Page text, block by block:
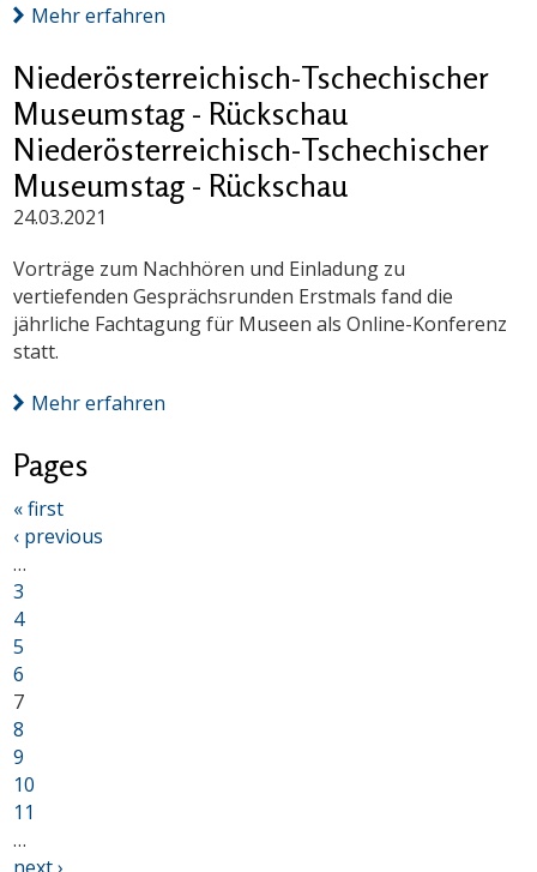
Mehr erfahren
Niederösterreichisch-Tschechischer
Museumstag - Rückschau
Niederösterreichisch-Tschechischer
Museumstag - Rückschau
24.03.2021
Vorträge zum Nachhören und Einladung zu
vertiefenden Gesprächsrunden Erstmals fand die
jährliche Fachtagung für Museen als Online-Konferenz
statt.
Mehr erfahren
Pages
« first
‹ previous
…
3
4
5
6
7
8
9
10
11
…